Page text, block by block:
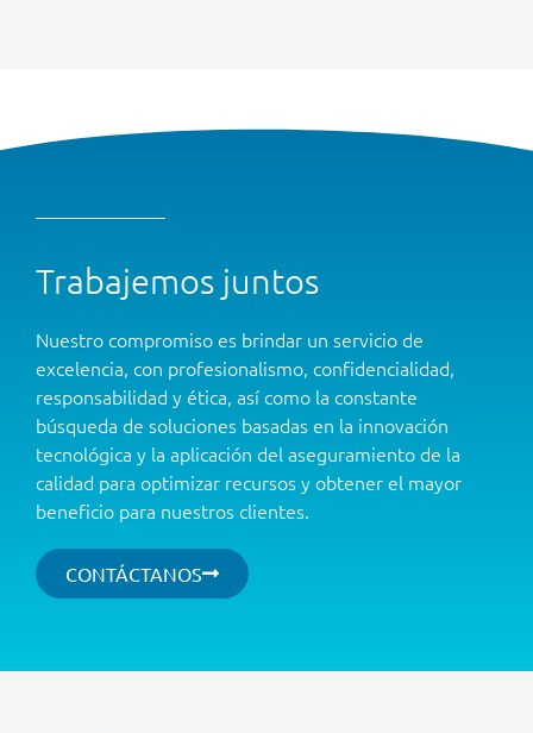
Trabajemos juntos
Nuestro compromiso es brindar un servicio de
excelencia, con profesionalismo, confidencialidad,
responsabilidad y ética, así como la constante
búsqueda de soluciones basadas en la innovación
tecnológica y la aplicación del aseguramiento de la
calidad para optimizar recursos y obtener el mayor
beneficio para nuestros clientes.
CONTÁCTANOS